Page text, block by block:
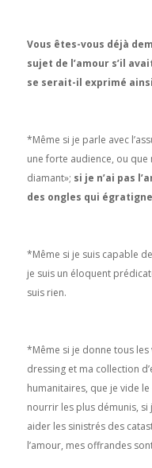
Vous êtes-vous déjà
sujet de l’amour s’il
se serait-il exprimé
*Même si je parle avec
une forte audience, ou
diamant»; si je n’ai pas
des ongles qui
*Même si je suis capable
je suis un éloquent
suis rien.
*Même si je donne tous
dressing et ma collection
humanitaires, que je vide
nourrir les plus démunis,
aider les sinistrés des
l’amour, mes offrandes